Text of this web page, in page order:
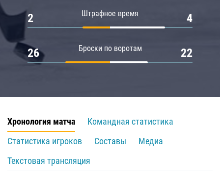
Штрафное время
2 4
Броски по воротам
26 22
Хронология матча
Командная статистика
Статистика игроков
Составы
Медиа
Текстовая трансляция